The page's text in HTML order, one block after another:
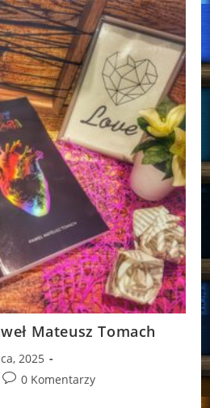
Mateusz Tomach
2025
Post0 Komentarzy